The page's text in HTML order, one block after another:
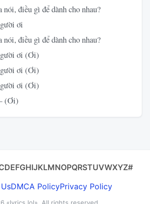
điều gì để dành cho nhau?
ơi
điều gì để dành cho nhau?
ơi (Ơi)
ơi (Ơi)
ơi (Ơi)
(Ơi)
DEFGHIJKLMNOPQRSTUVWXYZ#
DMCA PolicyPrivacy Policy
«lyrics.lol» . All rights reserved.